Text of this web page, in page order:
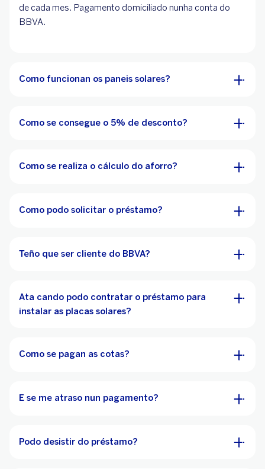
de cada mes. Pagamento domiciliado nunha conta do
BBVA.
Como funcionan os paneis solares?
Como se consegue o 5% de desconto?
Como se realiza o cálculo do aforro?
Como podo solicitar o préstamo?
Teño que ser cliente do BBVA?
Ata cando podo contratar o préstamo para
instalar as placas solares?
Como se pagan as cotas?
E se me atraso nun pagamento?
Podo desistir do préstamo?